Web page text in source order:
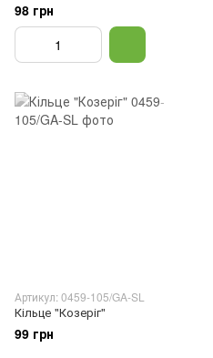
98 грн
Артикул: 0459-105/GA-SL
Кільце "Козеріг"
99 грн